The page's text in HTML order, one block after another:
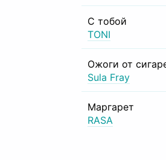
С тобой
TONI
Ожоги от
Sula Fray
Маргарет
RASA